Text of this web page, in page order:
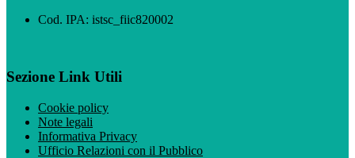
Cod. IPA: istsc_fiic820002
Sezione Link Utili
Cookie policy
Note legali
Informativa Privacy
Ufficio Relazioni con il Pubblico